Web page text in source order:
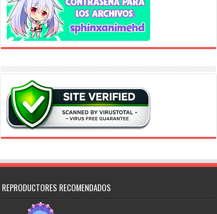
REPRODUCTORES RECOMENDADOS